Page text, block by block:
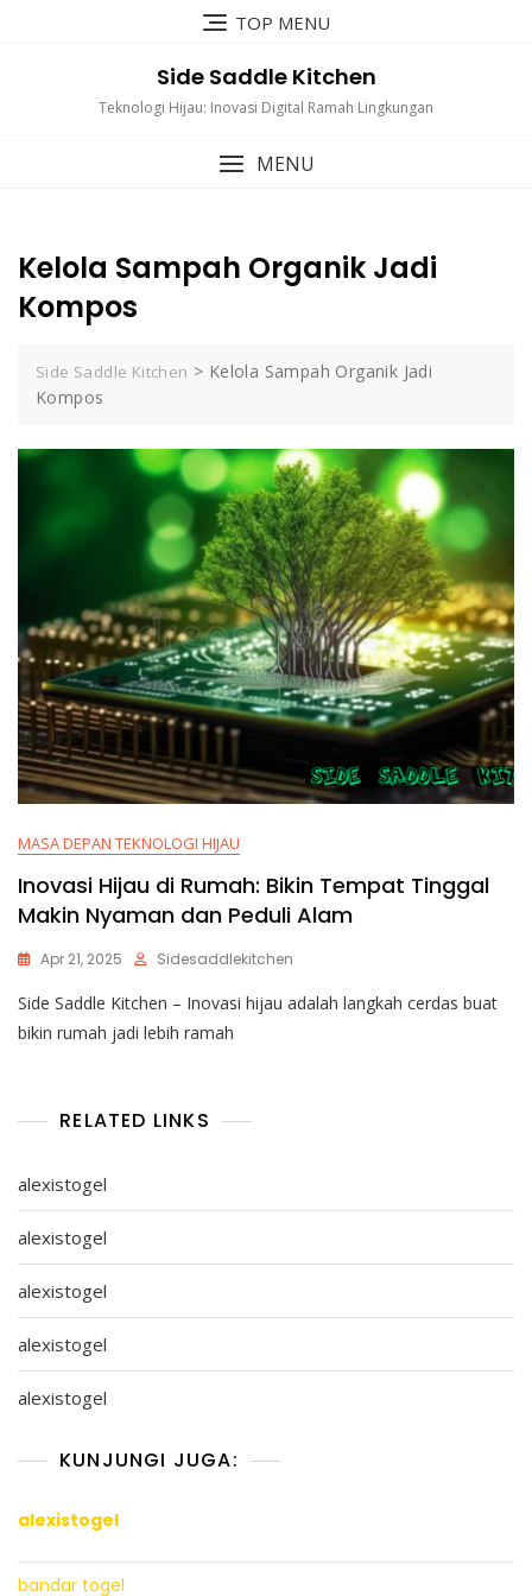
TOP MENU
Side Saddle Kitchen
Teknologi Hijau: Inovasi Digital Ramah Lingkungan
MENU
Kelola Sampah Organik Jadi
Kompos
Side Saddle Kitchen > Kelola Sampah Organik Jadi
Kompos
MASA DEPAN TEKNOLOGI HIJAU
Inovasi Hijau di Rumah: Bikin Tempat Tinggal
Makin Nyaman dan Peduli Alam
Apr 21, 2025 Sidesaddlekitchen
Side Saddle Kitchen – Inovasi hijau adalah langkah cerdas buat
bikin rumah jadi lebih ramah
RELATED LINKS
alexistogel
alexistogel
alexistogel
alexistogel
alexistogel
KUNJUNGI JUGA:
alexistogel
bandar togel